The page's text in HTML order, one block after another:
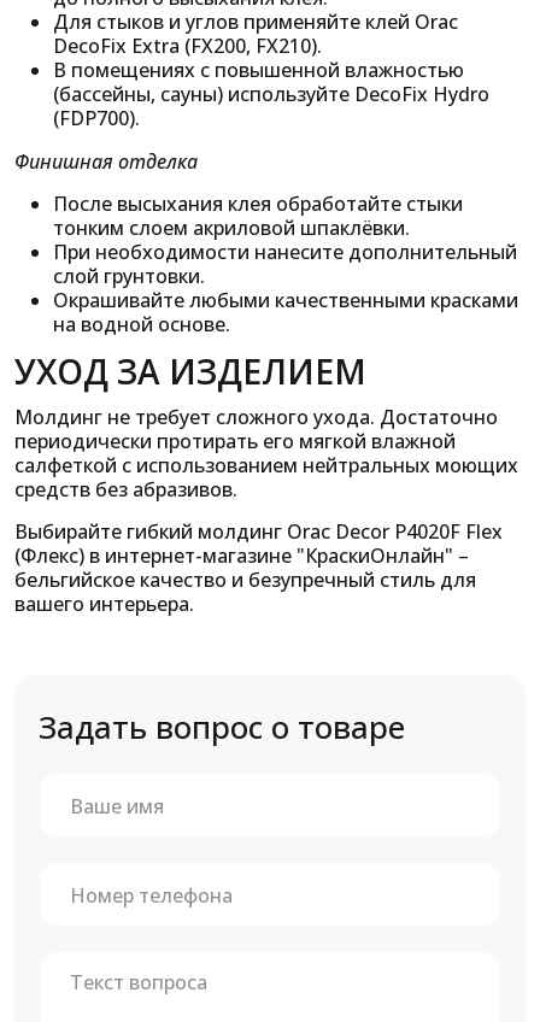
Для стыков и углов применяйте клей Orac
DecoFix Extra (FX200, FX210).
В помещениях с повышенной влажностью
(бассейны, сауны) используйте DecoFix Hydro
(FDP700).
Финишная отделка
После высыхания клея обработайте стыки
тонким слоем акриловой шпаклёвки.
При необходимости нанесите дополнительный
слой грунтовки.
Окрашивайте любыми качественными красками
на водной основе.
УХОД ЗА ИЗДЕЛИЕМ
Молдинг не требует сложного ухода. Достаточно
периодически протирать его мягкой влажной
салфеткой с использованием нейтральных моющих
средств без абразивов.
Выбирайте гибкий молдинг Orac Decor P4020F Flex
(Флекс) в интернет-магазине "КраскиОнлайн" –
бельгийское качество и безупречный стиль для
вашего интерьера.
Задать вопрос о товаре